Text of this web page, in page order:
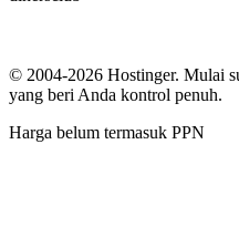
© 2004-2026 Hostinger. Mulai
yang beri Anda kontrol penuh.
Harga belum termasuk PPN